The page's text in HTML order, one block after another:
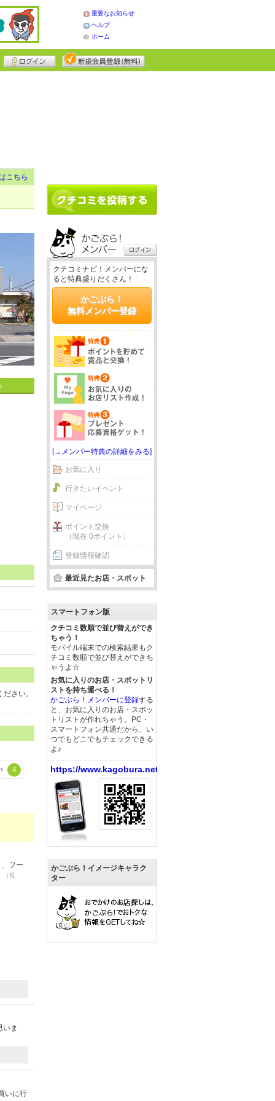
重要なお知らせ
ヘルプ
ホーム
こちら
さい。
4
フー
（投
ま
いに行
クチコミナビ！メンバーにな
ると特典盛りだくさん！
かごぶら！
無料メンバー登録
[→メンバー特典の詳細をみる]
お気に入り
行きたいイベント
マイページ
ポイント交換
（現在 0ポイント）
登録情報確認
最近見たお店・スポット
スマートフォン版
クチコミ数順で並び替えができ
ちゃう！
モバイル端末での検索結果もク
チコミ数順で並び替えができち
ゃうよ☆
お気に入りのお店・スポットリ
ストを持ち運べる！
かごぶら！メンバーに登録する
と、お気に入りのお店・スポッ
トリストが作れちゃう。PC・
スマートフォン共通だから、い
つでもどこでもチェックできる
よ♪
https://www.kagobura.net/
かごぶら！イメージキャラク
ター